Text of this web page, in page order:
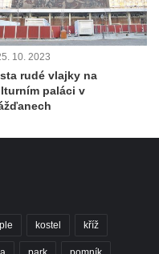
10. 2023
rudé vlajky na
paláci v
kostel kříž